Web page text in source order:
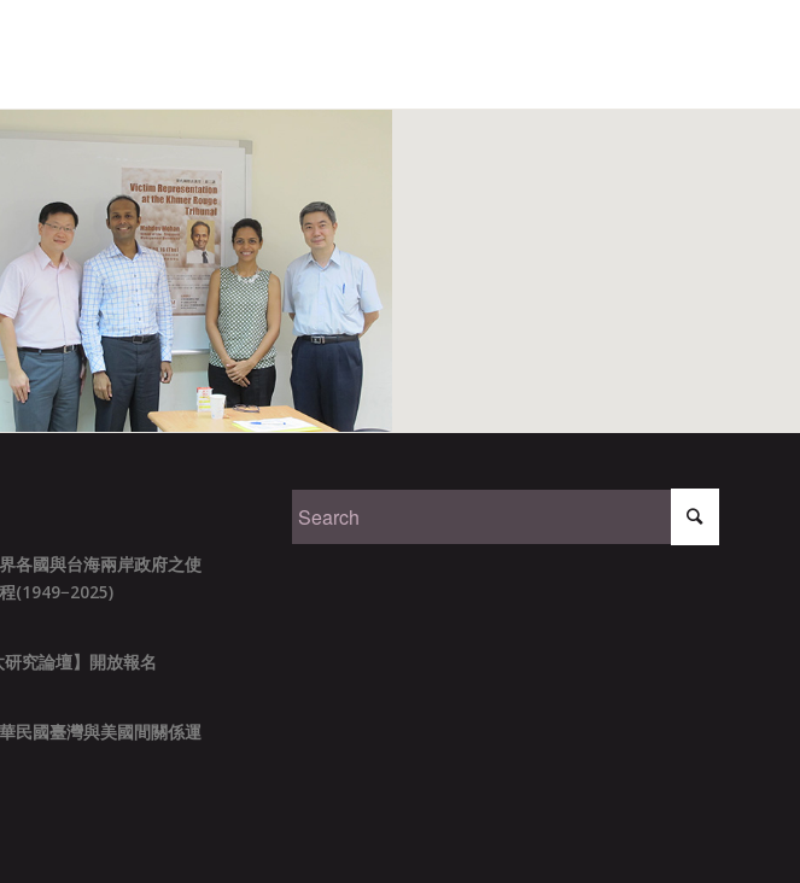
各國與台海兩岸政府之使
(1949−2025)
研究論壇】開放報名
民國臺灣與美國間關係運